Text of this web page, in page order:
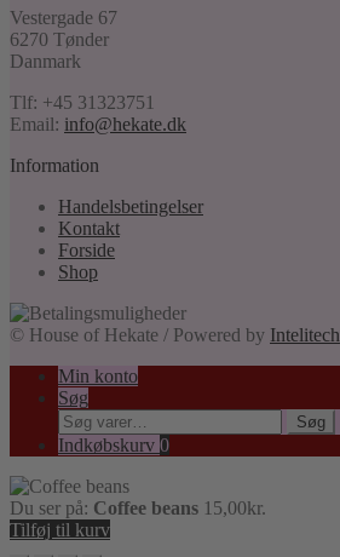
Vestergade 67
6270 Tønder
Danmark
Tlf: +45 31323751
Email: info@hekate.dk
Information
Handelsbetingelser
Kontakt
Forside
Shop
© House of Hekate / Powered by Intelitech
Min konto
Søg
Søg
efter:
Søg
Indkøbskurv 0
Du ser på: Coffee beans 15,00kr.
Tilføj til kurv